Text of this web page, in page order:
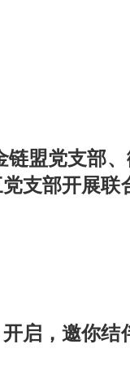
盟党支部、
支部开展联
启，邀你结